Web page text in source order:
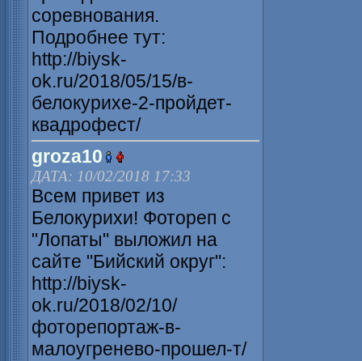
соревнования.
Подробнее тут:
http://biysk-
ok.ru/2018/05/15/в-
белокурихе-2-пройдет-
квадрофест/
groza10
ДАТА: 10/02/2018 17:33
Всем привет из
Белокурихи! Фотореп с
"Лопаты" выложил на
сайте "Бийский округ":
http://biysk-
ok.ru/2018/02/10/
фоторепортаж-в-
малоугренево-прошел-т/